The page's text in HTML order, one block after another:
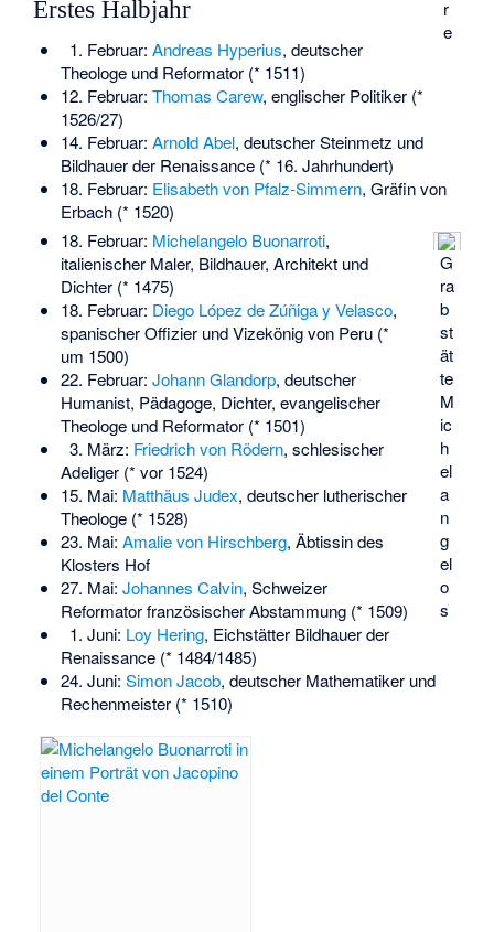
r
e
Erstes Halbjahr
1. Februar: Andreas Hyperius, deutscher
Theologe und Reformator (* 1511)
12. Februar: Thomas Carew, englischer Politiker (*
1526/27)
14. Februar: Arnold Abel, deutscher Steinmetz und
Bildhauer der Renaissance (* 16. Jahrhundert)
18. Februar: Elisabeth von Pfalz-Simmern, Gräfin von
Erbach (* 1520)
G
ra
b
st
ät
te
M
ic
h
el
a
n
g
el
o
s
18. Februar: Michelangelo Buonarroti,
italienischer Maler, Bildhauer, Architekt und
Dichter (* 1475)
18. Februar: Diego López de Zúñiga y Velasco,
spanischer Offizier und Vizekönig von Peru (*
um 1500)
22. Februar: Johann Glandorp, deutscher
Humanist, Pädagoge, Dichter, evangelischer
Theologe und Reformator (* 1501)
3. März: Friedrich von Rödern, schlesischer
Adeliger (* vor 1524)
15. Mai: Matthäus Judex, deutscher lutherischer
Theologe (* 1528)
23. Mai: Amalie von Hirschberg, Äbtissin des
Klosters Hof
27. Mai: Johannes Calvin, Schweizer
Reformator französischer Abstammung (* 1509)
1. Juni: Loy Hering, Eichstätter Bildhauer der
Renaissance (* 1484/1485)
24. Juni: Simon Jacob, deutscher Mathematiker und
Rechenmeister (* 1510)